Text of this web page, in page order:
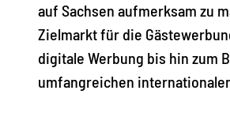
auf Sachsen aufmerksam zu
Zielmarkt für die
digitale Werbung bis hin zum
umfangreichen